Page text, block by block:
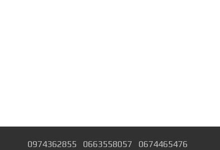
0974362855 0663558057 0674465476